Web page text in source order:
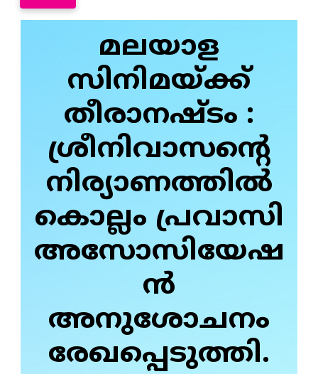
മലയാള
സിനിമയ്ക്ക്
തീരാനഷ്ടം :
ശ്രീനിവാസന്റെ
നിര്യാണത്തില്‍
കൊല്ലം പ്രവാസി
അസോസിയേഷ
ന്‍
അനുശോചനം
രേഖപ്പെടുത്തി.